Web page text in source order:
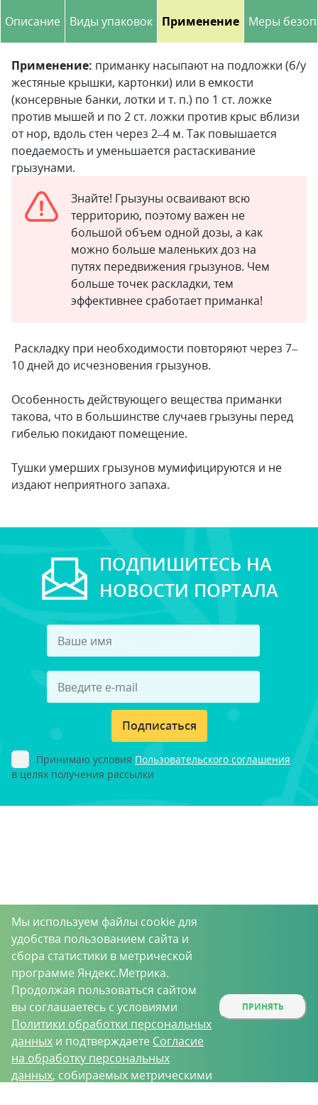
Описание Виды упаковок Применение Меры
Применение: приманку насыпают на подложки (б/у
жестяные крышки, картонки) или в емкости
(консервные банки, лотки и т. п.) по 1 ст. ложке
против мышей и по 2 ст. ложки против крыс вблизи
от нор, вдоль стен через 2–4 м. Так повышается
поедаемость и уменьшается растаскивание
грызунами.
Знайте! Грызуны осваивают всю
территорию, поэтому важен не
большой объем одной дозы, а как
можно больше маленьких доз на
путях передвижения грызунов. Чем
больше точек раскладки, тем
эффективнее сработает приманка!
Раскладку при необходимости повторяют через 7–
10 дней до исчезновения грызунов.
Особенность действующего вещества приманки
такова, что в большинстве случаев грызуны перед
гибелью покидают помещение.
Тушки умерших грызунов мумифицируются и не
издают неприятного запаха.
ПОДПИШИТЕСЬ НА
НОВОСТИ ПОРТАЛА
Подписаться
Принимаю условия Пользовательского соглашения
в целях получения рассылки
Мы используем файлы cookie для
удобства пользованием сайта и
сбора статистики в метрической
программе Яндекс.Метрика.
Продолжая пользоваться сайтом
вы соглашаетесь с условиями
Политики обработки персональных
данных и подтверждаете Согласие
на обработку персональных
данных, собираемых метрическими
ПРИНЯТЬ